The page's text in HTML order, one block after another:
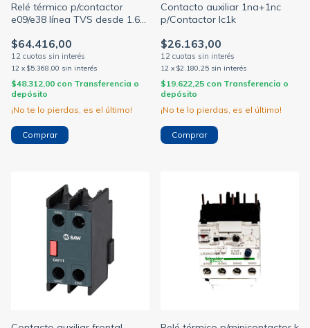
Relé térmico p/contactor
e09/e38 línea TVS desde 1.6-
(SCHNEIDER - TLM)
$64.416,00
12 x $5.368,00 sin interés
$48.312,00 con Transferencia o
depósito
¡No te lo pierdas, es el último!
Comprar
Contacto auxiliar 1na+1nc
p/Contactor lc1k
$26.163,00
12 x $2.180,25 sin interés
$19.622,25 con Transferencia o
depósito
¡No te lo pierdas, es el último!